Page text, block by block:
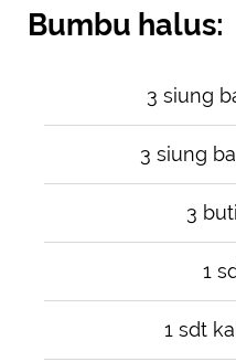
Bumbu halus:
3 siung
3 siung
3
1
1 sdt